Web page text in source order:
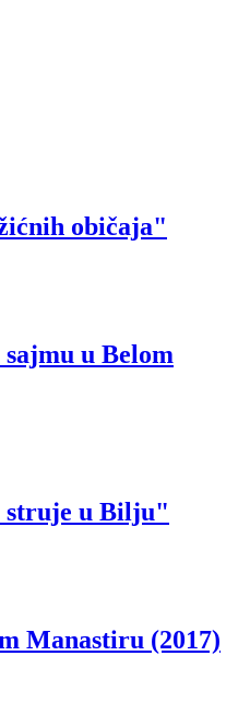
običaja"
u Belom
struje u Bilju"
Manastiru (2017)